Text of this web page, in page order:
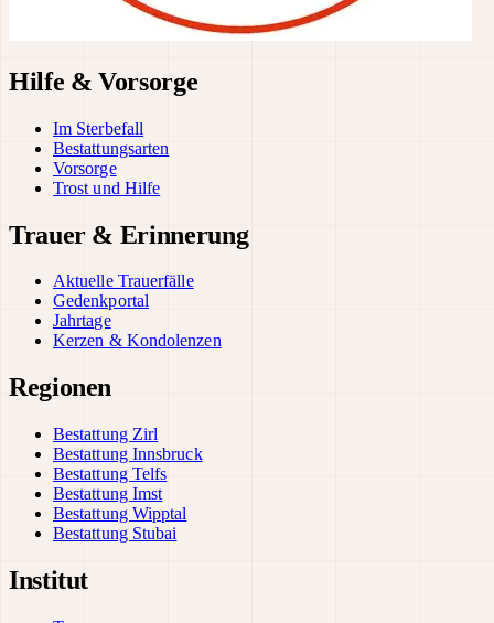
Hilfe & Vorsorge
Im Sterbefall
Bestattungsarten
Vorsorge
Trost und Hilfe
Trauer & Erinnerung
Aktuelle Trauerfälle
Gedenkportal
Jahrtage
Kerzen & Kondolenzen
Regionen
Bestattung Zirl
Bestattung Innsbruck
Bestattung Telfs
Bestattung Imst
Bestattung Wipptal
Bestattung Stubai
Institut